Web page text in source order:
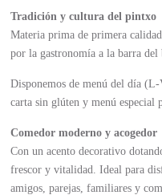
Tradición y cultura del pintxo
Materia prima de primera
por la gastronomía a la barra
Disponemos de menú del día
carta sin glúten y menú especial
Comedor moderno y acogedor
Con un acento decorativo
frescor y vitalidad. Ideal para
amigos, parejas, familiares y